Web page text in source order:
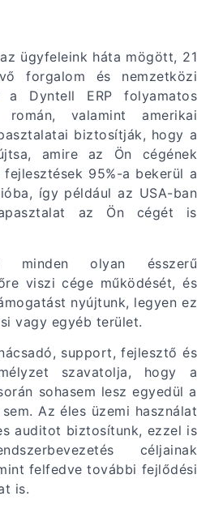
ügyfeleink háta mögött, 21
forgalom és nemzetközi
Dyntell ERP folyamatos
román, valamint amerikai
biztosítják, hogy a
amire az Ön cégének
95%-a bekerül a
így például az USA-ban
az Ön cégét is
minden olyan ésszerű
viszi cége működését, és
nyújtunk, legyen ez
vagy egyéb terület.
support, fejlesztő és
szavatolja, hogy a
sohasem lesz egyedül a
Az éles üzemi használat
auditot biztosítunk, ezzel is
céljainak
felfedve további fejlődési
is.